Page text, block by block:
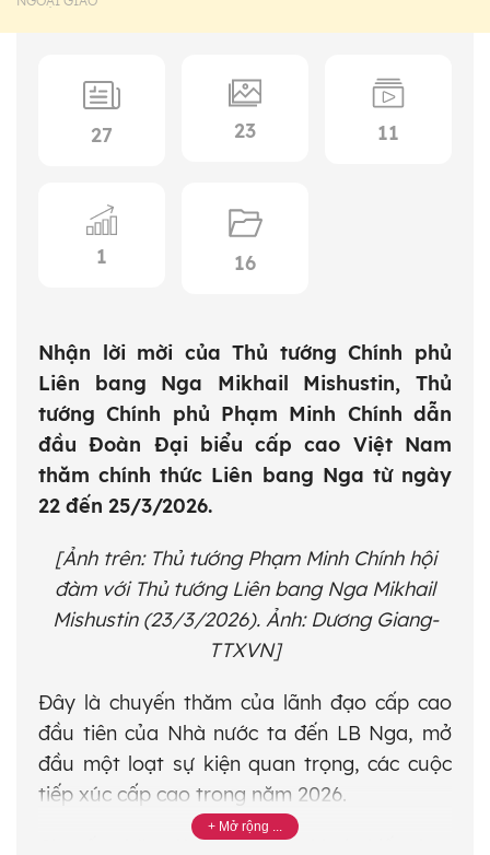
27 23 11
1 16
Nhận lời mời của Thủ tướng Chính phủ
Liên bang Nga Mikhail Mishustin, Thủ
tướng Chính phủ Phạm Minh Chính dẫn
đầu Đoàn Đại biểu cấp cao Việt Nam
thăm chính thức Liên bang Nga từ ngày
22 đến 25/3/2026.
[Ảnh trên: Thủ tướng Phạm Minh Chính hội
đàm với Thủ tướng Liên bang Nga Mikhail
Mishustin (23/3/2026). Ảnh: Dương Giang-
TTXVN]
Đây là chuyến thăm của lãnh đạo cấp cao
đầu tiên của Nhà nước ta đến LB Nga, mở
đầu một loạt sự kiện quan trọng, các cuộc
tiếp xúc cấp cao trong năm 2026.
Chuyến thăm là bước triển khai thiết thực